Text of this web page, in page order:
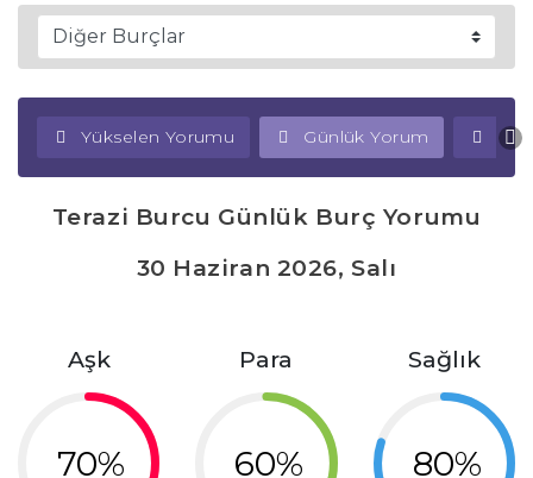
Yükselen Yorumu Günlük Yorum
Terazi Burcu Günlük Burç Yorumu
30 Haziran 2026, Salı
Aşk
70%
Para
60%
Sağlık
80%